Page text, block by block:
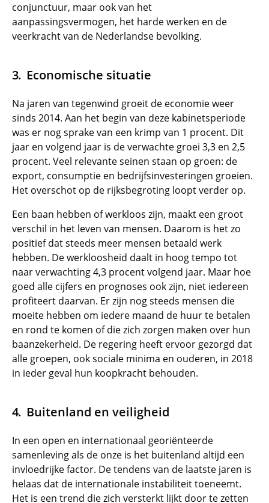
conjunctuur, maar ook van het
aanpassingsvermogen, het harde werken en de
veerkracht van de Nederlandse bevolking.
Economische situatie
Na jaren van tegenwind groeit de economie weer
sinds 2014. Aan het begin van deze kabinetsperiode
was er nog sprake van een krimp van 1 procent. Dit
jaar en volgend jaar is de verwachte groei 3,3 en 2,5
procent. Veel relevante seinen staan op groen: de
export, consumptie en bedrijfsinvesteringen groeien.
Het overschot op de rijksbegroting loopt verder op.
Een baan hebben of werkloos zijn, maakt een groot
verschil in het leven van mensen. Daarom is het zo
positief dat steeds meer mensen betaald werk
hebben. De werkloosheid daalt in hoog tempo tot
naar verwachting 4,3 procent volgend jaar. Maar hoe
goed alle cijfers en prognoses ook zijn, niet iedereen
profiteert daarvan. Er zijn nog steeds mensen die
moeite hebben om iedere maand de huur te betalen
en rond te komen of die zich zorgen maken over hun
baanzekerheid. De regering heeft ervoor gezorgd dat
alle groepen, ook sociale minima en ouderen, in 2018
in ieder geval hun koopkracht behouden.
Buitenland en veiligheid
In een open en internationaal georiënteerde
samenleving als de onze is het buitenland altijd een
invloedrijke factor. De tendens van de laatste jaren is
helaas dat de internationale instabiliteit toeneemt.
Het is een trend die zich versterkt lijkt door te zetten